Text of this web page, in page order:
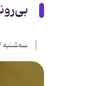
سه‌شنبه ۴ اردیبهشت ۱۳۹۷ - ۰۰:۰۰